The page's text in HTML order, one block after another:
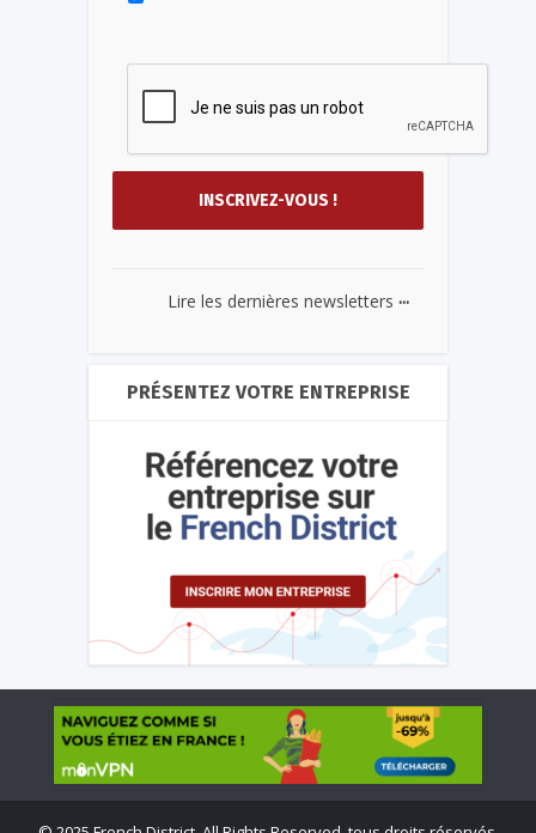
Lire les dernières newsletters ...
PRÉSENTEZ VOTRE ENTREPRISE